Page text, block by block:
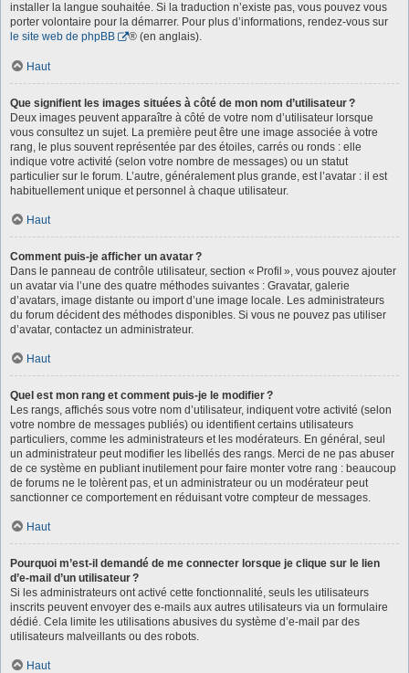
installer la langue souhaitée. Si la traduction n’existe pas, vous pouvez vous
porter volontaire pour la démarrer. Pour plus d’informations, rendez-vous sur
le site web de phpBB
® (en anglais).
Haut
Que signifient les images situées à côté de mon nom d’utilisateur ?
Deux images peuvent apparaître à côté de votre nom d’utilisateur lorsque
vous consultez un sujet. La première peut être une image associée à votre
rang, le plus souvent représentée par des étoiles, carrés ou ronds : elle
indique votre activité (selon votre nombre de messages) ou un statut
particulier sur le forum. L’autre, généralement plus grande, est l’avatar : il est
habituellement unique et personnel à chaque utilisateur.
Haut
Comment puis-je afficher un avatar ?
Dans le panneau de contrôle utilisateur, section « Profil », vous pouvez ajouter
un avatar via l’une des quatre méthodes suivantes : Gravatar, galerie
d’avatars, image distante ou import d’une image locale. Les administrateurs
du forum décident des méthodes disponibles. Si vous ne pouvez pas utiliser
d’avatar, contactez un administrateur.
Haut
Quel est mon rang et comment puis-je le modifier ?
Les rangs, affichés sous votre nom d’utilisateur, indiquent votre activité (selon
votre nombre de messages publiés) ou identifient certains utilisateurs
particuliers, comme les administrateurs et les modérateurs. En général, seul
un administrateur peut modifier les libellés des rangs. Merci de ne pas abuser
de ce système en publiant inutilement pour faire monter votre rang : beaucoup
de forums ne le tolèrent pas, et un administrateur ou un modérateur peut
sanctionner ce comportement en réduisant votre compteur de messages.
Haut
Pourquoi m’est-il demandé de me connecter lorsque je clique sur le lien
d’e-mail d’un utilisateur ?
Si les administrateurs ont activé cette fonctionnalité, seuls les utilisateurs
inscrits peuvent envoyer des e-mails aux autres utilisateurs via un formulaire
dédié. Cela limite les utilisations abusives du système d’e-mail par des
utilisateurs malveillants ou des robots.
Haut